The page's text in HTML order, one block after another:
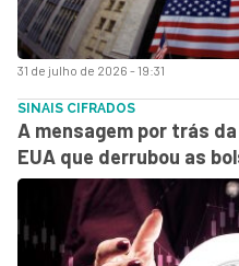
31 de julho de 2026 - 19:31
SINAIS CIFRADOS
A mensagem por trás
EUA que derrubou as